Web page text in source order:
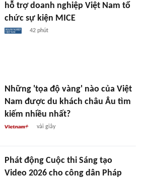
hỗ trợ doanh nghiệp Việt Nam tổ
chức sự kiện MICE
42 phút
Những 'tọa độ vàng' nào của Việt
Nam được du khách châu Âu tìm
kiếm nhiều nhất?
vài giây
Phát động Cuộc thi Sáng tạo
Video 2026 cho công dân Pháp